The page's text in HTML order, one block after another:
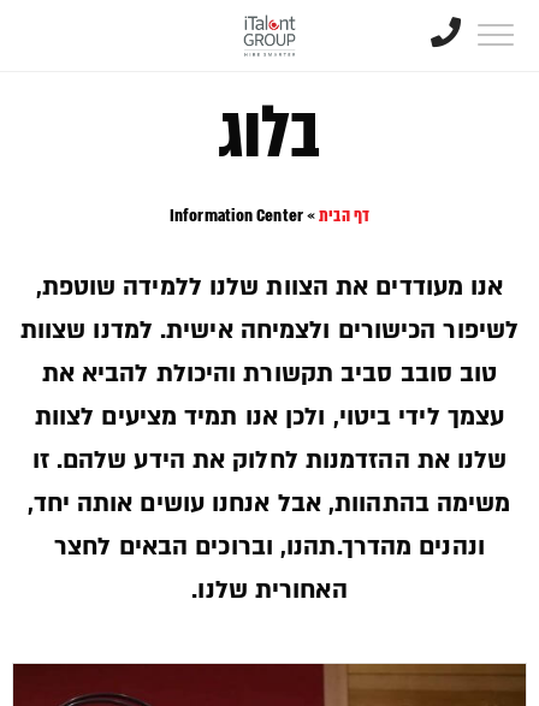
בלוג
דף הבית»
Information Center
אנו מעודדים את הצוות שלנו ללמידה שוטפת,
לשיפור הכישורים ולצמיחה אישית. למדנו שצוות
טוב סובב סביב תקשורת והיכולת להביא את
עצמך לידי ביטוי, ולכן אנו תמיד מציעים לצוות
שלנו את ההזדמנות לחלוק את הידע שלהם. זו
משימה בהתהוות, אבל אנחנו עושים אותה יחד,
ונהנים מהדרך.תהנו, וברוכים הבאים לחצר
האחורית שלנו.­